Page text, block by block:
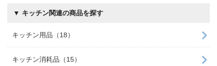
▼ キッチン関連の商品を探す
キッチン用品（18）
キッチン消耗品（15）